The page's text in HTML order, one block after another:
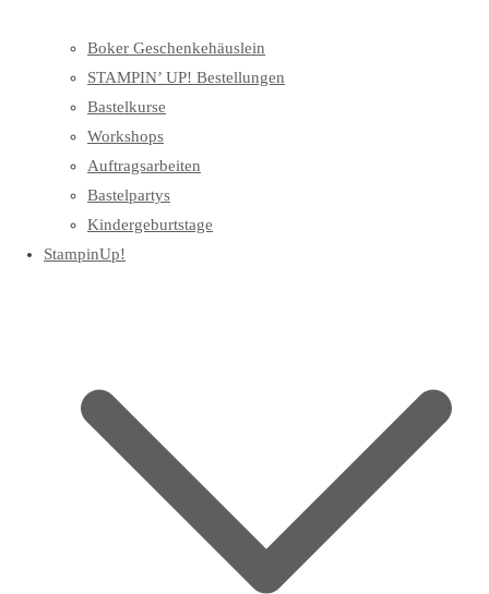
Boker Geschenkehäuslein
STAMPIN’ UP! Bestellungen
Bastelkurse
Workshops
Auftragsarbeiten
Bastelpartys
Kindergeburtstage
StampinUp!